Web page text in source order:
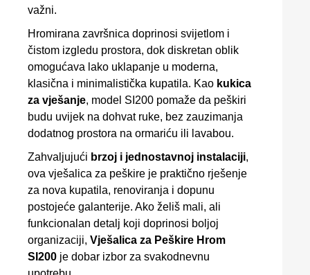
važni.
Hromirana završnica doprinosi svijetlom i
čistom izgledu prostora, dok diskretan oblik
omogućava lako uklapanje u moderna,
klasična i minimalistička kupatila. Kao kukica
za vješanje, model SI200 pomaže da peškiri
budu uvijek na dohvat ruke, bez zauzimanja
dodatnog prostora na ormariću ili lavabou.
Zahvaljujući brzoj i jednostavnoj instalaciji,
ova vješalica za peškire je praktično rješenje
za nova kupatila, renoviranja i dopunu
postojeće galanterije. Ako želiš mali, ali
funkcionalan detalj koji doprinosi boljoj
organizaciji, Vješalica za Peškire Hrom
SI200 je dobar izbor za svakodnevnu